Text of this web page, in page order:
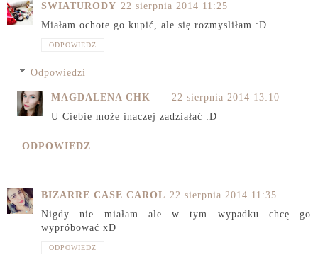
SWIATURODY 22 sierpnia 2014 11:25
Miałam ochote go kupić, ale się rozmysliłam :D
ODPOWIEDZ
Odpowiedzi
MAGDALENA CHK
22 sierpnia 2014 13:10
U Ciebie może inaczej zadziałać :D
ODPOWIEDZ
BIZARRE CASE CAROL 22 sierpnia 2014 11:35
Nigdy nie miałam ale w tym wypadku chcę go
wypróbować xD
ODPOWIEDZ